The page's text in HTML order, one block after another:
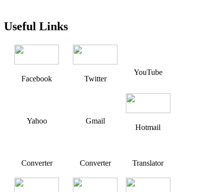
Useful Links
Facebook Twitter
YouTube
Yahoo Gmail
Hotmail
Converter Converter Translator